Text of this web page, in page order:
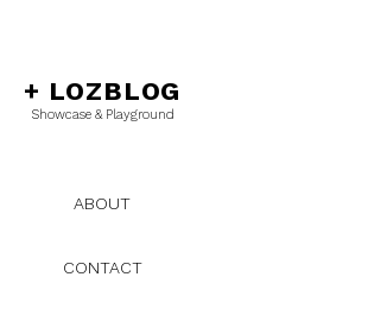
+ LOZBLOG
Showcase & Playground
ABOUT
CONTACT